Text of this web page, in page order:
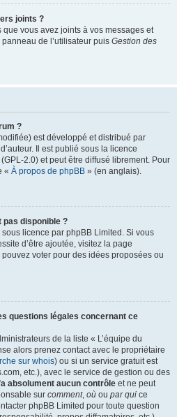
joints ?
vous avez joints à vos messages et
de l’utilisateur puis Gestion des
?
est développé et distribué par
Il est publié sous la licence
2.0) et peut être diffusé librement. Pour
« À propos de phpBB » (en anglais).
pas disponible ?
licence par phpBB Limited. Si vous
d’être ajoutée, visitez la page
voter pour des idées proposées ou
questions légales concernant ce
de la liste « L’équipe du
alors prenez contact avec le propriétaire
sur whois) ou si un service gratuit est
etc.), avec le service de gestion ou des
absolument aucun contrôle et ne peut
sur comment, où ou par qui ce
phpBB Limited pour toute question